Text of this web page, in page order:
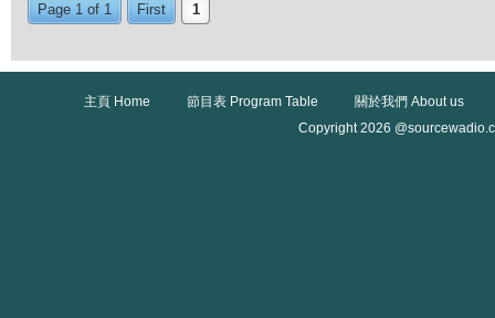
Page 1 of 1 First 1
主頁 Home 節目表 Program Table
關於我們 About us
Copyright 2026